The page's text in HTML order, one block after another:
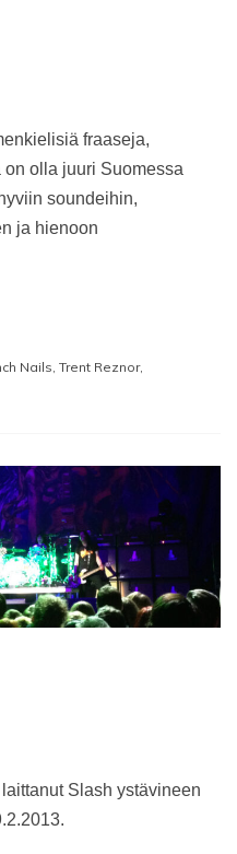
fraaseja,
olla juuri Suomessa
soundeihin,
ja hienoon
Nails Trent Reznor,
Slash ystävineen